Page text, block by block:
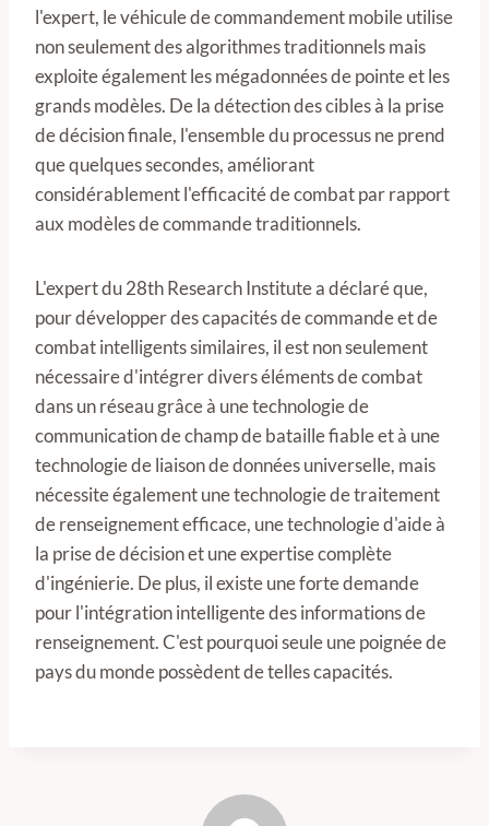
l'expert, le véhicule de commandement mobile utilise
non seulement des algorithmes traditionnels mais
exploite également les mégadonnées de pointe et les
grands modèles. De la détection des cibles à la prise
de décision finale, l'ensemble du processus ne prend
que quelques secondes, améliorant
considérablement l'efficacité de combat par rapport
aux modèles de commande traditionnels.
L'expert du 28th Research Institute a déclaré que,
pour développer des capacités de commande et de
combat intelligents similaires, il est non seulement
nécessaire d'intégrer divers éléments de combat
dans un réseau grâce à une technologie de
communication de champ de bataille fiable et à une
technologie de liaison de données universelle, mais
nécessite également une technologie de traitement
de renseignement efficace, une technologie d'aide à
la prise de décision et une expertise complète
d'ingénierie. De plus, il existe une forte demande
pour l'intégration intelligente des informations de
renseignement. C'est pourquoi seule une poignée de
pays du monde possèdent de telles capacités.